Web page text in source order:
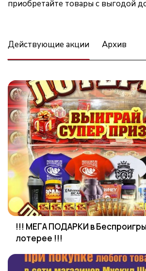
приобретайте товары с выгодой
Действующие акции Архив
!!! МЕГА ПОДАРКИ в
лотерее !!!